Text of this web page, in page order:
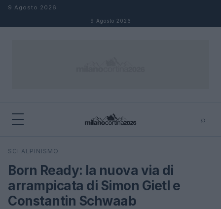
Salta al contenuto
9 Agosto 2026
9 Agosto 2026
⌕
Cerca
SCI ALPINISMO
Born Ready: la nuova via di
arrampicata di Simon Gietl e
Constantin Schwaab